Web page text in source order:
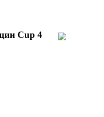
Cup 4